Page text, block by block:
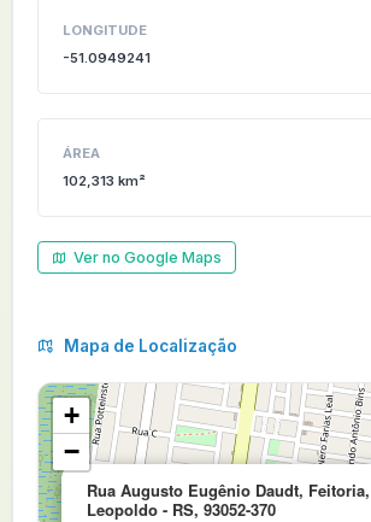
LONGITUDE
-51.0949241
ÁREA
102,313 km²
Ver no Google Maps
Mapa de Localização
Rua Augusto Eugênio Daudt,
Leopoldo - RS, 93052-370
+
−